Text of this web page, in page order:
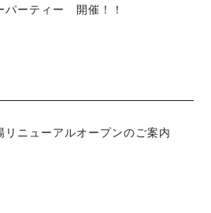
パーティー 開催！！
リニューアルオープンのご案内